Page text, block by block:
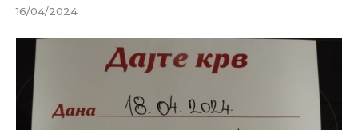
16/04/2024